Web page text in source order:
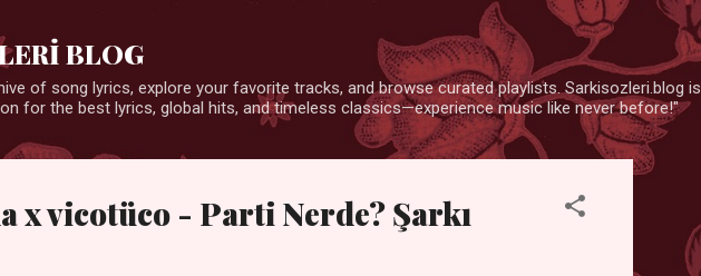
BLOG
of song lyrics, explore your favorite tracks, and browse curated playlists. Sarkisozleri.blog is
for the best lyrics, global hits, and timeless classics—experience music like never before!"
x vicotüco - Parti Nerde? Şarkı